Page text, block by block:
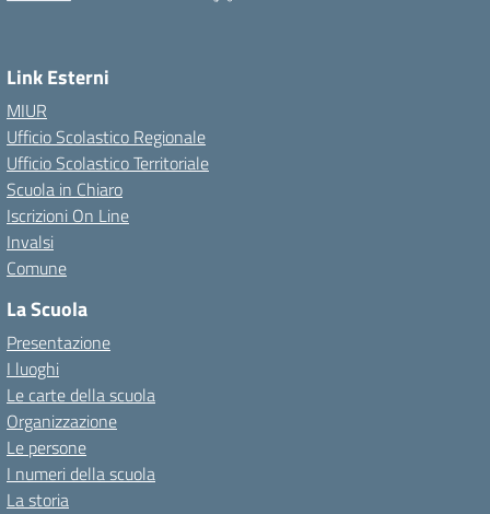
Link Esterni
MIUR
Ufficio Scolastico Regionale
Ufficio Scolastico Territoriale
Scuola in Chiaro
Iscrizioni On Line
Invalsi
Comune
La Scuola
Presentazione
I luoghi
Le carte della scuola
Organizzazione
Le persone
I numeri della scuola
La storia